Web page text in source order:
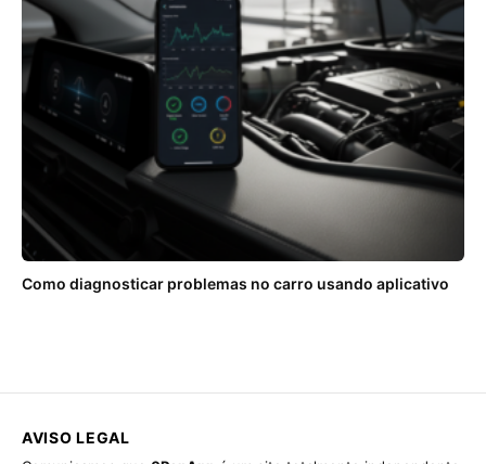
Como diagnosticar problemas no carro usando aplicativo
AVISO LEGAL